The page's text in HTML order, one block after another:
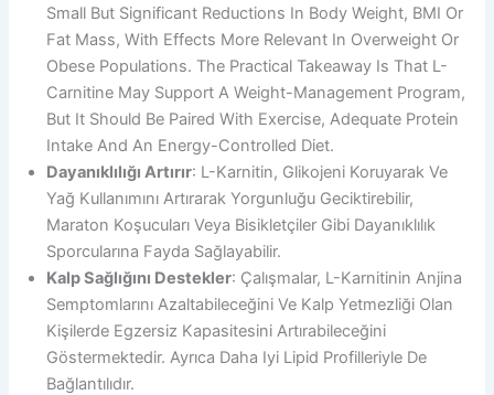
Small But Significant Reductions In Body Weight, BMI Or
Fat Mass, With Effects More Relevant In Overweight Or
Obese Populations. The Practical Takeaway Is That L-
Carnitine May Support A Weight-Management Program,
But It Should Be Paired With Exercise, Adequate Protein
Intake And An Energy-Controlled Diet.
Dayanıklılığı Artırır: L-Karnitin, Glikojeni Koruyarak Ve
Yağ Kullanımını Artırarak Yorgunluğu Geciktirebilir,
Maraton Koşucuları Veya Bisikletçiler Gibi Dayanıklılık
Sporcularına Fayda Sağlayabilir.
Kalp Sağlığını Destekler: Çalışmalar, L-Karnitinin Anjina
Semptomlarını Azaltabileceğini Ve Kalp Yetmezliği Olan
Kişilerde Egzersiz Kapasitesini Artırabileceğini
Göstermektedir. Ayrıca Daha Iyi Lipid Profilleriyle De
Bağlantılıdır.